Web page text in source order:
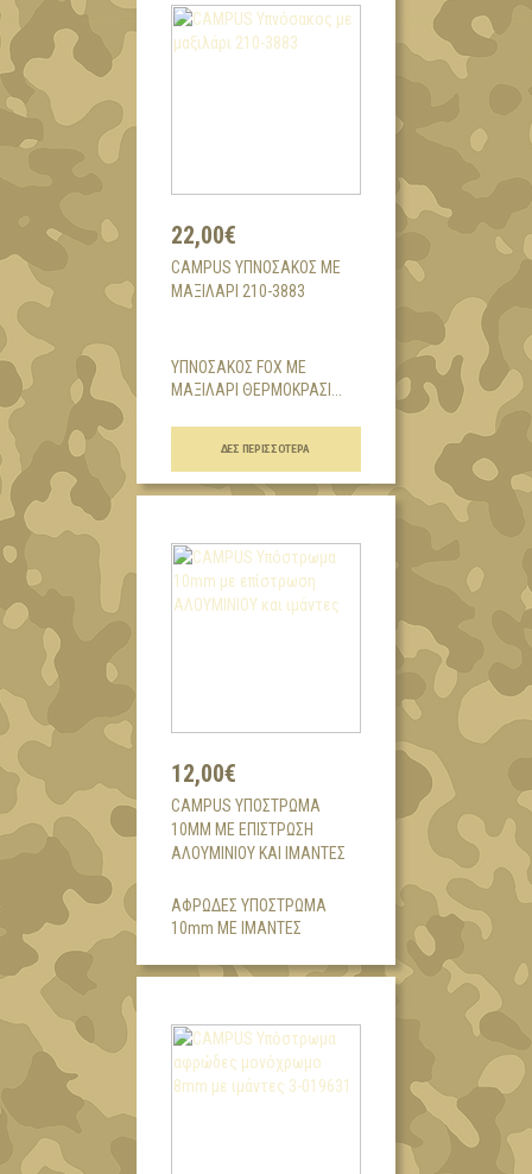
22,00€
CAMPUS ΥΠΝΌΣΑΚΟΣ ΜΕ
ΜΑΞΙΛΆΡΙ 210-3883
ΥΠΝΟΣΑΚΟΣ FOX ΜΕ
ΜΑΞΙΛΑΡΙ ΘΕΡΜΟΚΡΑΣΙ...
ΔΕΣ ΠΕΡΙΣΣΌΤΕΡΑ
12,00€
CAMPUS ΥΠΌΣΤΡΩΜΑ
10MM ΜΕ ΕΠΊΣΤΡΩΣΗ
ΑΛΟΥΜΙΝΙΟΥ ΚΑΙ ΙΜΆΝΤΕΣ
ΑΦΡΩΔΕΣ ΥΠΟΣΤΡΩΜΑ
10mm ΜΕ ΙΜΑΝΤΕΣ